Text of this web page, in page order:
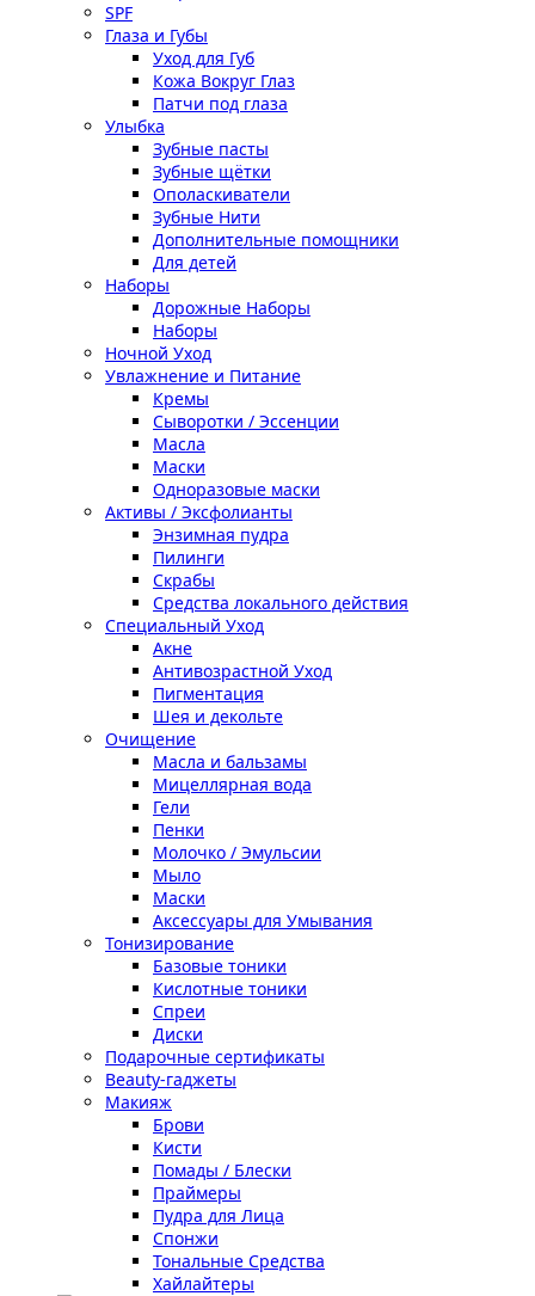
SPF
Глаза и Губы
Уход для Губ
Кожа Вокруг Глаз
Патчи под глаза
Улыбка
Зубные пасты
Зубные щётки
Ополаскиватели
Зубные Нити
Дополнительные помощники
Для детей
Наборы
Дорожные Наборы
Наборы
Ночной Уход
Увлажнение и Питание
Кремы
Сыворотки / Эссенции
Масла
Маски
Одноразовые маски
Активы / Эксфолианты
Энзимная пудра
Пилинги
Скрабы
Средства локального действия
Специальный Уход
Акне
Антивозрастной Уход
Пигментация
Шея и декольте
Очищение
Масла и бальзамы
Мицеллярная вода
Гели
Пенки
Молочко / Эмульсии
Мыло
Маски
Аксессуары для Умывания
Тонизирование
Базовые тоники
Кислотные тоники
Спреи
Диски
Подарочные сертификаты
Beauty-гаджеты
Макияж
Брови
Кисти
Помады / Блески
Праймеры
Пудра для Лица
Спонжи
Тональные Средства
Хайлайтеры